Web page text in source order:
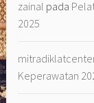
zainal pada
2025
Keperawatan